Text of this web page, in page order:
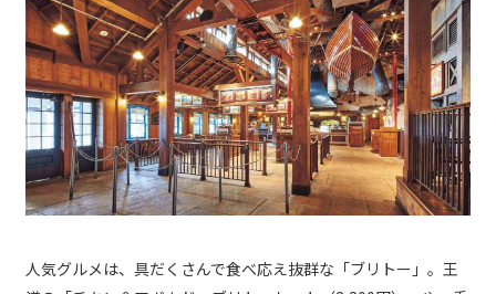
人気グルメは、具だくさんで食べ応え抜群な「ブリトー」。王